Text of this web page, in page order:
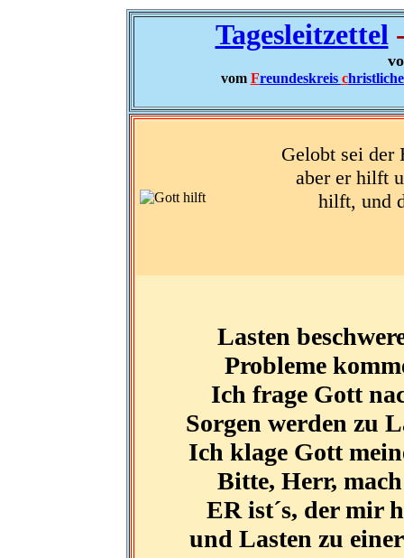
Tagesleitzettel
vom Freundeskreis c
Gelobt sei der
aber er hilft
hilft, und
Lasten
Probleme
Ich frage Gott
Sorgen werden zu
Ich klage Gott
Bitte, Herr,
ER ist´s, der mir
und Lasten zu